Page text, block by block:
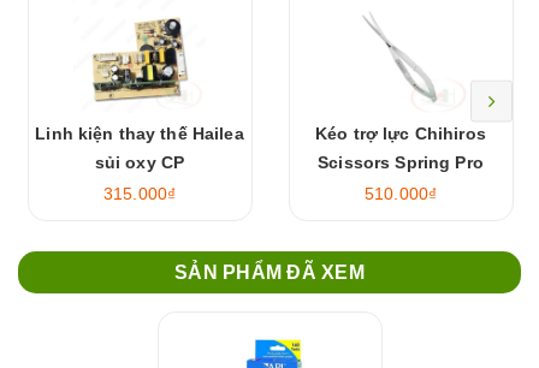
Linh kiện thay thế Hailea
sủi oxy CP
315.000₫
Kéo trợ lực Chihiros
Scissors Spring Pro
510.000₫
SẢN PHẨM ĐÃ XEM